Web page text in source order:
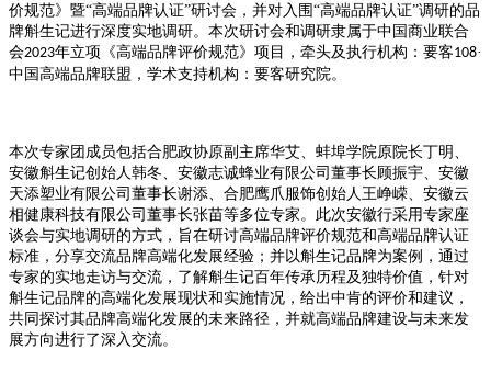
价规范》暨“高端品牌认证”研讨会，并对入围“高端品牌认证”调研的品
牌斛生记进行深度实地调研。本次研讨会和调研隶属于中国商业联合
会2023年立项《高端品牌评价规范》项目，牵头及执行机构：要客108·
中国高端品牌联盟，学术支持机构：要客研究院。
本次专家团成员包括合肥政协原副主席华艾、蚌埠学院原院长丁明、
安徽斛生记创始人韩冬、安徽志诚蜂业有限公司董事长顾振宇、安徽
天添塑业有限公司董事长谢添、合肥鹰爪服饰创始人王峥嵘、安徽云
相健康科技有限公司董事长张苗等多位专家。此次安徽行采用专家座
谈会与实地调研的方式，旨在研讨高端品牌评价规范和高端品牌认证
标准，分享交流品牌高端化发展经验；并以斛生记品牌为案例，通过
专家的实地走访与交流，了解斛生记百年传承历程及独特价值，针对
斛生记品牌的高端化发展现状和实施情况，给出中肯的评价和建议，
共同探讨其品牌高端化发展的未来路径，并就高端品牌建设与未来发
展方向进行了深入交流。